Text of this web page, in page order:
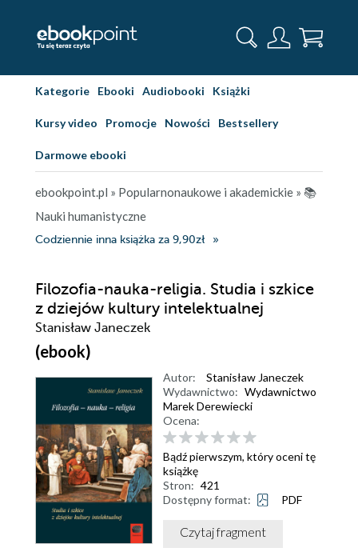
Kategorie Ebooki Audiobooki Książki
Kursy video Promocje Nowości Bestsellery
Darmowe ebooki
ebookpoint.pl » Popularnonaukowe i akademickie » 📚
Nauki humanistyczne
Codziennie inna książka za 9,90zł
Filozofia-nauka-religia. Studia i szkice
z dziejów kultury intelektualnej
Stanisław Janeczek
(ebook)
Autor:
Stanisław Janeczek
Wydawnictwo: Wydawnictwo
Marek Derewiecki
Ocena:
Bądź pierwszym, który oceni tę
książkę
Stron: 421
Dostępny format:
PDF
Czytaj fragment